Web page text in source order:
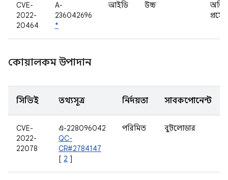
CVE-
2022-
20464
A-
236042696
*
আইডি উচ্চ
কোয়ালকম উপাদান
সিভিই তথ্যসূত্র নির্দয়তা সাবকম্পোনেন্ট
CVE-
2022-
22078
এ-228096042
QC-
CR#2784147
[ 2 ]
পরিমিত বুটলোডার